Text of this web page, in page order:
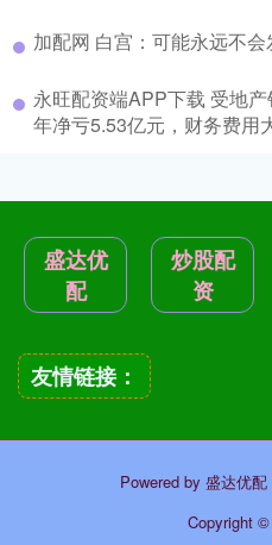
加配网 白宫：可能永远不
永旺配资端APP下载 受地
年净亏5.53亿元，财务费用
盛达优
配
炒股配
资
友情链接：
Powered by 盛达优配
Copyright ©